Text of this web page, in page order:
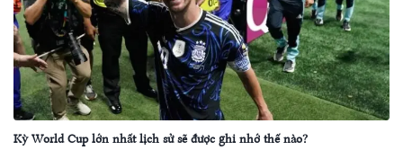
Kỳ World Cup lớn nhất lịch sử sẽ được ghi nhớ thế nào?